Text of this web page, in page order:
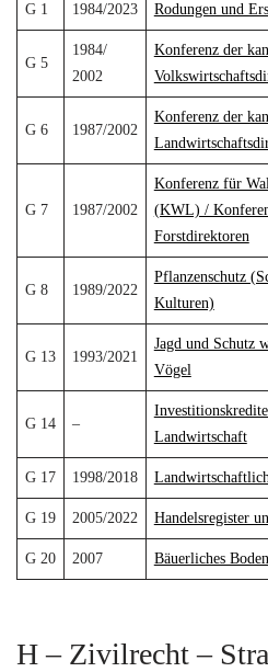
G 1 1984/2023 Rodungen und
G 5
1984/
2002
Konferenz der
G 6 1987/2002
Konferenz der
G 7 1987/2002
Konferenz für
(KWL) /
Forstdirektoren
G 8 1989/2022
Pflanzenschutz
Kulturen)
G 13 1993/2021
Jagd und Schutz
Vögel
G 14 –
Landwirtschaft
G 17 1998/2018
G 19 2005/2022 Handelsregister
G 20 2007 Bäuerliches
H – Zivilrecht –